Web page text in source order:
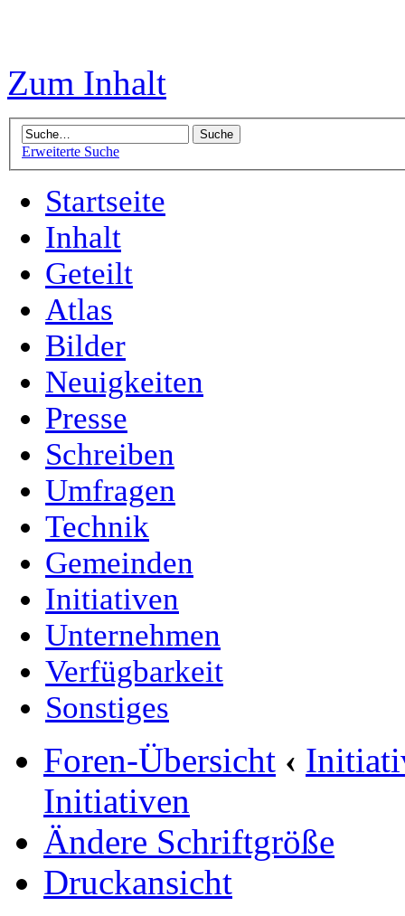
Zum Inhalt
Erweiterte Suche
Startseite
Inhalt
Geteilt
Atlas
Bilder
Neuigkeiten
Presse
Schreiben
Umfragen
Technik
Gemeinden
Initiativen
Unternehmen
Verfügbarkeit
Sonstiges
Foren-Übersicht ‹
Initiativen
Ändere Schriftgröße
Druckansicht